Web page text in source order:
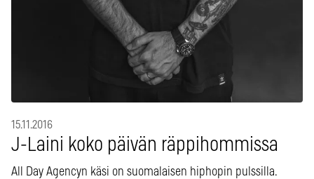
15.11.2016
J-Laini koko päivän räppihommissa
All Day Agencyn käsi on suomalaisen hiphopin pulssilla.